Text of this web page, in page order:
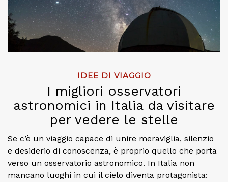
IDEE DI VIAGGIO
I migliori osservatori
astronomici in Italia da visitare
per vedere le stelle
Se c’è un viaggio capace di unire meraviglia, silenzio
e desiderio di conoscenza, è proprio quello che porta
verso un osservatorio astronomico. In Italia non
mancano luoghi in cui il cielo diventa protagonista: